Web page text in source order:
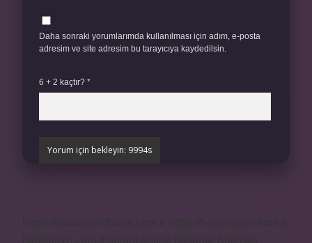
Daha sonraki yorumlarımda kullanılması için adım, e-posta
adresim ve site adresim bu tarayıcıya kaydedilsin.
6 + 2 kaçtır? *